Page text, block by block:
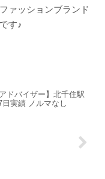
ァッションブランド
す♪
ドバイザー】北千住駅
実績 ノルマなし